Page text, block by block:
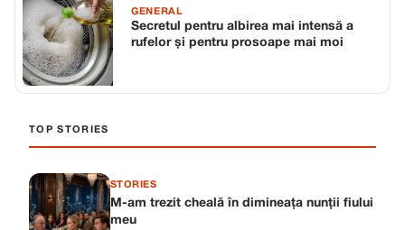
GENERAL
Secretul pentru albirea mai intensă a
rufelor și pentru prosoape mai moi
TOP STORIES
STORIES
M-am trezit cheală în dimineața nunții fiului
meu